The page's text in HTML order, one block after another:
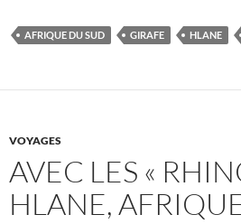
AFRIQUE DU SUD GIRAFE HLANE
VOYAGES
AVEC LES «
HLANE,